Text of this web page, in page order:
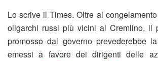
Lo scrive il Times. Oltre al
oligarchi russi più vicini al Cremlino, il
promosso dal governo prevederebbe
emessi a favore dei dirigenti delle